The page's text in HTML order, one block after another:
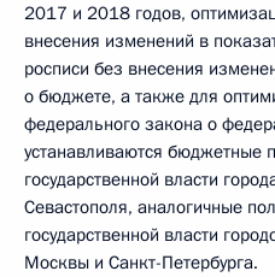
2017 и 2018 годов,
внесения изменений в
росписи без внесения
о бюджете, а также для
федерального закона о
устанавливаются бюджетные
государственной власти
Севастополя, аналогичные
государственной власти
Москвы и Санкт-Петербурга.